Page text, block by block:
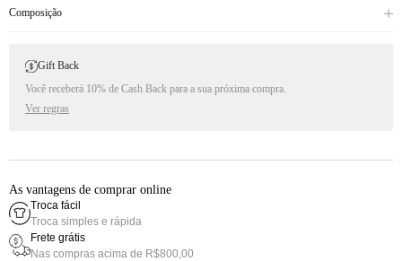
Composição
Gift Back
Você receberá 10% de Cash Back para a sua próxima compra.
Ver regras
As vantagens de comprar online
Troca fácil
Troca simples e rápida
Frete grátis
Nas compras acima de R$800,00